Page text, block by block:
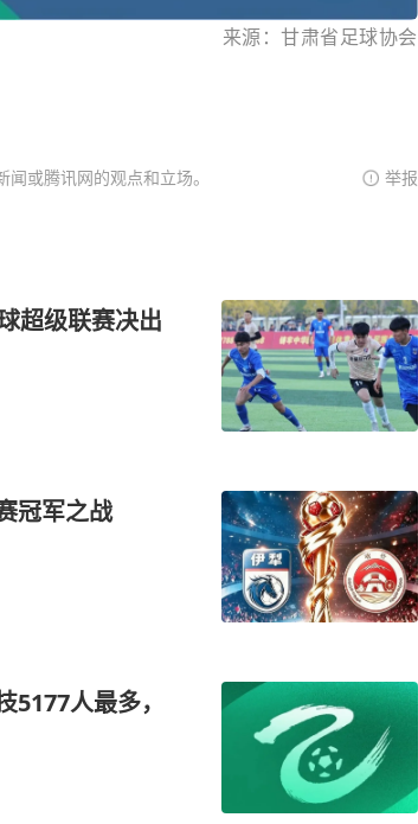
来源：甘肃省足球协会
或腾讯网的观点和立场。 举报
超级联赛决出
冠军之战
人最多，